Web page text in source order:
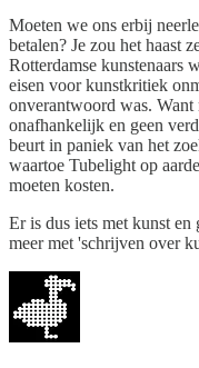
Moeten we ons erbij
betalen? Je zou het haast
Rotterdamse kunstenaars
eisen voor kunstkritiek
onverantwoord was. Want
onafhankelijk en geen
beurt in paniek van het
waartoe Tubelight op
moeten kosten.
Er is dus iets met kunst
meer met 'schrijven over